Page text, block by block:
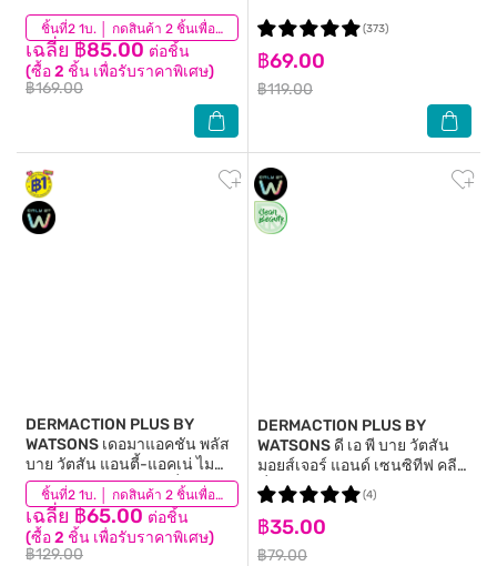
ชิ้นที่2 1บ. │ กดสินค้า 2 ชิ้นเพื่อรับโปรโมชันนี้
เฉลี่ย ฿85.00 ต่อชิ้น
(ซื้อ 2 ชิ้น เพื่อรับราคาพิเศษ)
฿169.00
(296)
฿69.00
฿119.00
(373)
ชิ้นที่2 1บ. │ กดสินค้า 2 ชิ้นเพื่อรับโปรโมชันนี้
DERMACTION PLUS BY
WATSONS เดอมาแอคชัน พลัส
บาย วัตสัน แอนตี้-แอคเน่ ไม
เซลล่าร์ วอเตอร์ คลีนซิ่ง ไวพ์
20แผ่น.
เฉลี่ย ฿65.00 ต่อชิ้น
(ซื้อ 2 ชิ้น เพื่อรับราคาพิเศษ)
฿129.00
(3)
DERMACTION PLUS BY
WATSONS ดี เอ พี บาย วัตสัน
มอยส์เจอร์ แอนด์ เซนซิทีฟ คลีน
ซิ่ง ไวพ์ 10แผ่น.
฿35.00
฿79.00
(4)